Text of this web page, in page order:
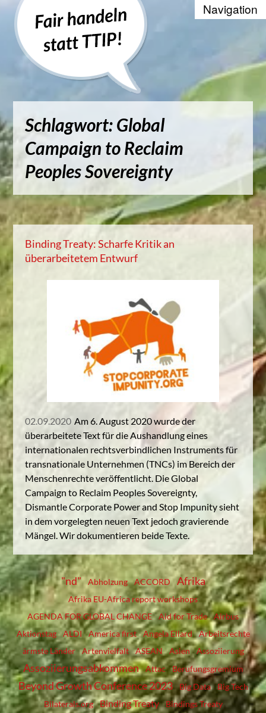
Recherche
Positionen
Die WTO und der Welthandel
Kontakt
Suche
Kampagnenbanner zum
Datenschutzerklärung
Schlagwort: Global
Campaign to Reclaim
Peoples Sovereignty
Binding Treaty: Scharfe Kritik an
überarbeitetem Entwurf
02.09.2020 Am 6. August 2020 wurde der
überarbeitete Text für die Aushandlung eines
internationalen rechtsverbindlichen Instruments für
transnationale Unternehmen (TNCs) im Bereich der
Menschenrechte veröffentlicht. Die Global
Campaign to Reclaim Peoples Sovereignty,
Dismantle Corporate Power and Stop Impunity sieht
in dem vorgelegten neuen Text jedoch gravierende
Mängel. Wir dokumentieren beide Texte.
"nd" Abholzung ACCORD Afrika
Afrika EU-Africa report workshops
AGENDA FOR GLOBAL CHANGE
Aid for Trade
Airbus
Aktionstag
ALDI America first Angela Ellard
Arbeitsrechte
ärmste Länder
Artenvielfalt ASEAN Asien Assoziierung
Assoziierungsabkommen Attac Berufungsgremium
Beyond Growth Conference 2023 Big Data
Big Tech
Bilaterals.org
Binding Treaty Bindings Treaty